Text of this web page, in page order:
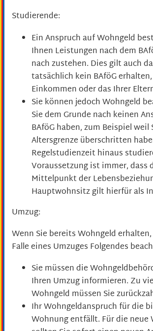
Studierende:
Ein Anspruch auf Wohngeld
Ihnen Leistungen nach dem
nach zustehen. Dies gilt auch
tatsächlich kein BAföG
Einkommen oder das Ihrer
Sie können jedoch Wohngeld
Sie dem Grunde nach keinen
BAföG haben, zum Beispiel weil
Altersgrenze überschritten
Regelstudienzeit hinaus
Voraussetzung ist immer, dass
Mittelpunkt der
Hauptwohnsitz gilt hierfür als
Umzug:
Wenn Sie bereits Wohngeld
Falle eines Umzuges Folgendes
Sie müssen die
Ihren Umzug informieren. Zu
Wohngeld müssen Sie
Ihr Wohngeldanspruch für die
Wohnung entfällt. Für die neue